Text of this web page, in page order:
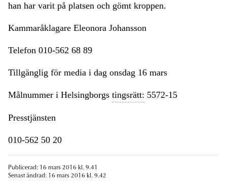
han har varit på platsen och gömt kroppen.
Kammaråklagare Eleonora Johansson
Telefon 010-562 68 89
Tillgänglig för media i dag onsdag 16 mars
Målnummer i Helsingborgs tingsrätt: 5572-15
Presstjänsten
010-562 50 20
Publicerad: 16 mars 2016 kl. 9.41
Senast ändrad: 16 mars 2016 kl. 9.42